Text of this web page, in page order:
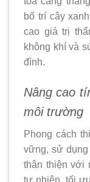
bố trí cây
cao giá trị
không khí và
đình.
Nâng cao
môi trường
Phong cách
vững, sử
thân thiện với
tự nhiên, tối